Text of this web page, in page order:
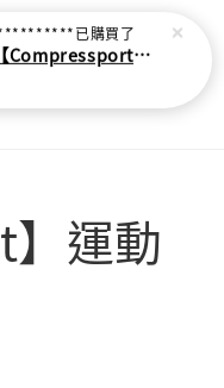
運動
已購買了
瑞士【Compressport】V4 越野跑襪(2024新色)